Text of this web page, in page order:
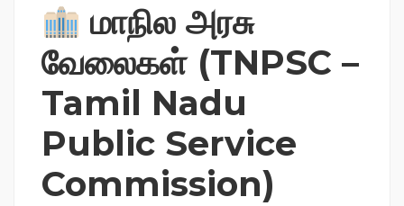
மாநில அரசு
வேலைகள் (TNPSC –
Tamil Nadu
Public Service
Commission)